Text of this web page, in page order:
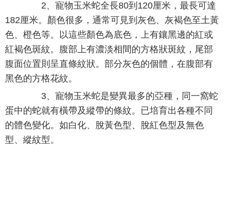
2、寵物玉米蛇全長80到120厘米，最長可達
182厘米。顏色很多，通常可見到灰色、灰褐色至土黃
色、橙色等。以這些顏色為底色，上有鑲黑邊的紅或
紅褐色斑紋。腹部上有濃淡相間的方格狀斑紋，尾部
腹面位置則呈直條紋狀。部分灰色的個體，在腹部有
黑色的方格花紋。
3、寵物玉米蛇是變異最多的亞種，同一窩蛇
蛋中的蛇就有橫帶及縱帶的條紋。已培育出各種不同
的體色變化。如白化、脫黃色型、脫紅色型及無色
型、縱紋型。